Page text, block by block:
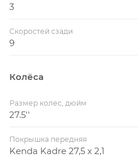
3
Скоростей сзади
9
Колёса
Размер колес, дюйм
27.5''
Покрышка передняя
Kenda Kadre 27,5 x 2,1